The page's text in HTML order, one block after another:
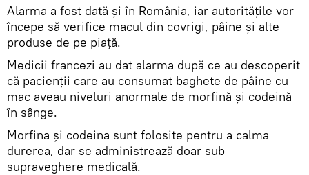
Alarma a fost dată și în România, iar autorităţile vor
începe să verifice macul din covrigi, pâine și alte
produse de pe piaţă.
Medicii francezi au dat alarma după ce au descoperit
că pacienţii care au consumat baghete de pâine cu
mac aveau niveluri anormale de morfină şi codeină
în sânge.
Morfina şi codeina sunt folosite pentru a calma
durerea, dar se administrează doar sub
supraveghere medicală.